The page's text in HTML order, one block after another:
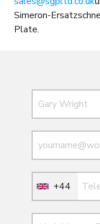
Simeron-
Plate.
+44